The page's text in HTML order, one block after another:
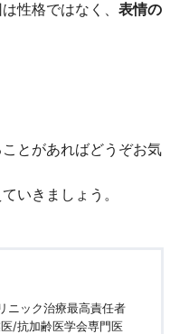
性格ではなく、 表情の
とがあればどうぞお気
いきましょう。
ニック治療最高責任者
/抗加齢医学会専門医